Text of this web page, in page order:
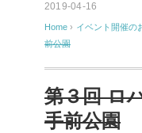
2019-04-16
Home › イベント開催の
前公園
第３回 ロ
手前公園